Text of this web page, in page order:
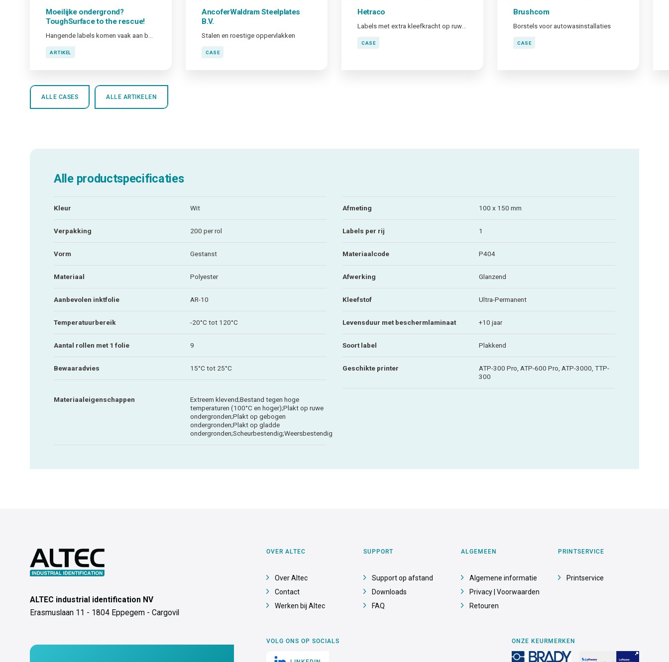
Moeilijke ondergrond?
ToughSurfaceto the rescue!
ARTIKEL
AncoferWaldram Steelplates
B.V.
Stalen en roestige oppervlakken
CASE
Hetraco
CASE
Brushcom
Borstels voor autowasinstallaties
CASE
ALLE CASES ALLE ARTIKELEN
Alle productspecificaties
Kleur Wit Afmeting 100 x 150 mm
Verpakking 200 per rol Labels per rij 1
Vorm Gestanst Materiaalcode P404
Materiaal Polyester Afwerking Glanzend
Aanbevolen inktfolie AR-10 Kleefstof Ultra-Permanent
Temperatuurbereik -20°C tot 120°C Levensduur met beschermlaminaat +10 jaar
Aantal rollen met 1 folie 9 Soort label Plakkend
Bewaaradvies 15°C tot 25°C Geschikte printer
ATP-300 Pro, ATP-600 Pro, ATP-3000, TTP-
300
Materiaaleigenschappen
Extreem klevend;Bestand tegen hoge
temperaturen (100°C en hoger);Plakt op ruwe
ondergronden;Plakt op gebogen
ondergronden;Plakt op gladde
ondergronden;Scheurbestendig;Weersbestendig
ALTEC industrial identification NV
Erasmuslaan 11 - 1804 Eppegem - Cargovil
OVER ALTEC
Over Altec
Contact
Werken bij Altec
SUPPORT
Support op afstand
Downloads
FAQ
ALGEMEEN
Algemene informatie
Privacy | Voorwaarden
Retouren
PRINTSERVICE
Printservice
VOLG ONS OP SOCIALS ONZE KEURMERKEN